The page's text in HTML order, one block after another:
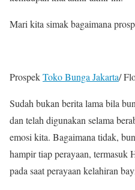
Mari kita simak bagaimana
ProspekToko Bunga Jakarta/
Sudah bukan berita lama bila
dan telah digunakan selama
emosi kita. Bagaimana tidak,
hampir tiap perayaan, termasuk
pada saat perayaan kelahiran